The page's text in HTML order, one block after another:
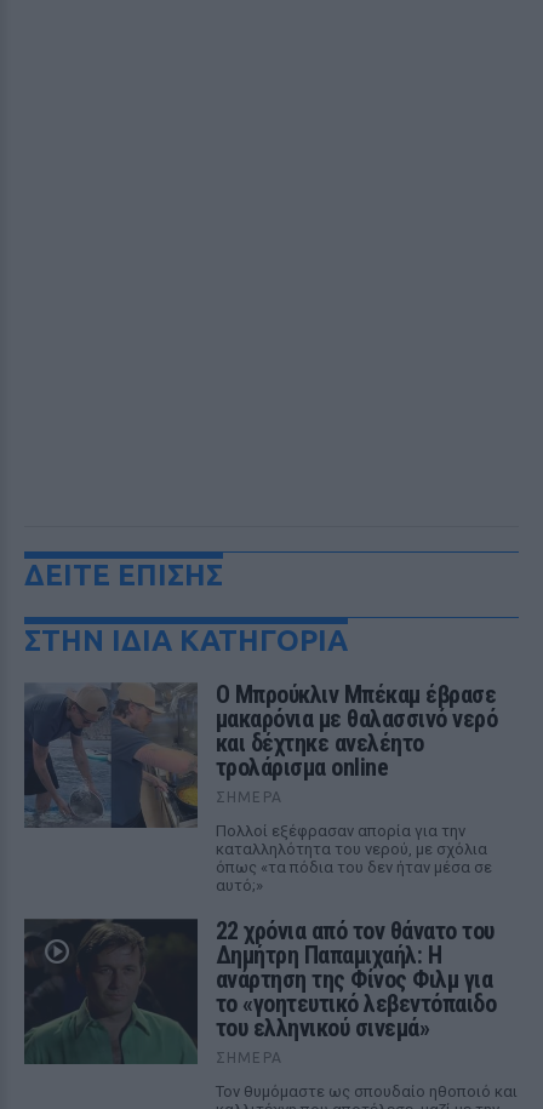
ΔΕΙΤΕ ΕΠΙΣΗΣ
ΣΤΗΝ ΙΔΙΑ ΚΑΤΗΓΟΡΙΑ
Ο Μπρούκλιν Μπέκαμ έβρασε
μακαρόνια με θαλασσινό νερό
και δέχτηκε ανελέητο
τρολάρισμα online
ΣΉΜΕΡΑ
Πολλοί εξέφρασαν απορία για την
καταλληλότητα του νερού, με σχόλια
όπως «τα πόδια του δεν ήταν μέσα σε
αυτό;»
22 χρόνια από τον θάνατο του
Δημήτρη Παπαμιχαήλ: Η
ανάρτηση της Φίνος Φιλμ για
το «γοητευτικό λεβεντόπαιδο
του ελληνικού σινεμά»
ΣΉΜΕΡΑ
Τον θυμόμαστε ως σπουδαίο ηθοποιό και